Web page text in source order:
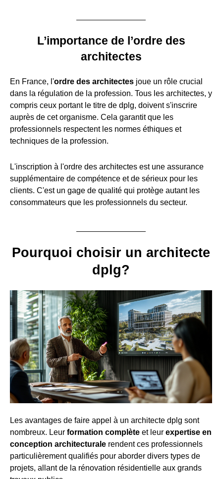
L’importance de l’ordre des
architectes
En France, l'ordre des architectes joue un rôle crucial
dans la régulation de la profession. Tous les architectes, y
compris ceux portant le titre de dplg, doivent s'inscrire
auprès de cet organisme. Cela garantit que les
professionnels respectent les normes éthiques et
techniques de la profession.
L'inscription à l'ordre des architectes est une assurance
supplémentaire de compétence et de sérieux pour les
clients. C'est un gage de qualité qui protège autant les
consommateurs que les professionnels du secteur.
Pourquoi choisir un architecte
dplg?
Les avantages de faire appel à un architecte dplg sont
nombreux. Leur formation complète et leur expertise en
conception architecturale rendent ces professionnels
particulièrement qualifiés pour aborder divers types de
projets, allant de la rénovation résidentielle aux grands